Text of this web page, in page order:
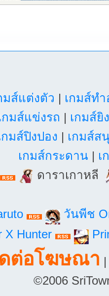
มส์แต่งตัว | เกมส์ท
กมส์แข่งรถ | เกมส์ยิ
กมส์ปิงปอง | เกมส์ส
เกมส์กระดาน | เ
ดาราเกาหลี
วันพีช
X Hunter
ต่อโฆษณา
©2006